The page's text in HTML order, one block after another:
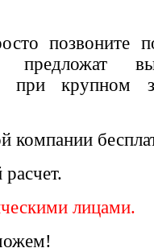
позвоните
предложат
при крупном
компании
лицами.